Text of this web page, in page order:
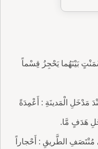
بَيْنَهُما يَحْجِزُ قِسْماً
مَدْخَلِ الْمَدينَةِ : أَعْمِدَةً
هَدَفٍ مَّا.
الطَّريقِ : أَحْجاراً